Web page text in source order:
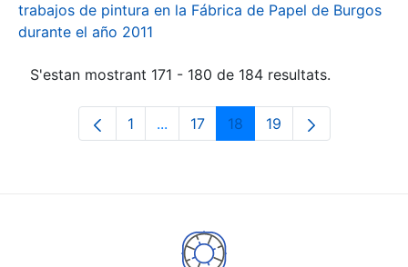
trabajos de pintura en la Fábrica de Papel de Burgos
durante el año 2011
S'estan mostrant 171 - 180 de 184 resultats.
Pàgina
1 ...Pàgines intermèdies Utilitzeu TAB
Pàgina
17 Pàgina
18 Pàgina
19